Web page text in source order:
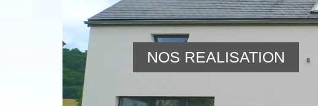
NOS REALISATION